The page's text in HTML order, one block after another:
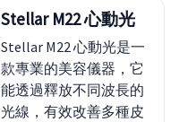
Stellar M22 心動光
Stellar M22 心動光是一
款專業的美容儀器，它
能透過釋放不同波長的
光線，有效改善多種皮